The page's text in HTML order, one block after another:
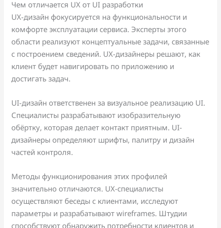
Чем отличается UX от UI разработки
UX-дизайн фокусируется на функциональности и
комфорте эксплуатации сервиса. Эксперты этого
области реализуют концептуальные задачи, связанные
с построением сведений. UX-дизайнеры решают, как
клиент будет навигировать по приложению и
достигать задач.
UI-дизайн ответственен за визуальное реализацию UI.
Специалисты разрабатывают изобразительную
обёртку, которая делает контакт приятным. UI-
дизайнеры определяют шрифты, палитру и дизайн
частей контроля.
Методы функционирования этих профилей
значительно отличаются. UX-специалисты
осуществляют беседы с клиентами, исследуют
параметры и разрабатывают wireframes. Штудии
способствуют обнаружить потребности клиентов и